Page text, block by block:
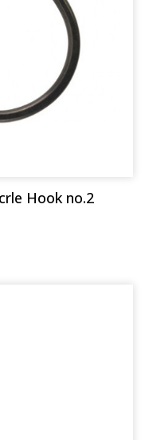
Hook no.2